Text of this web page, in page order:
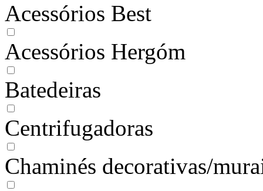
Acessórios Best
Acessórios Hergóm
Batedeiras
Centrifugadoras
Chaminés decorativas/